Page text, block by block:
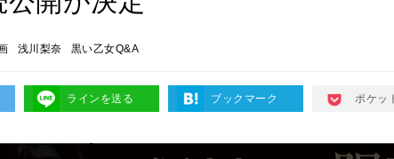
浅川梨奈 黒い乙女Q&A
ラインを送る ブックマーク ポケッ